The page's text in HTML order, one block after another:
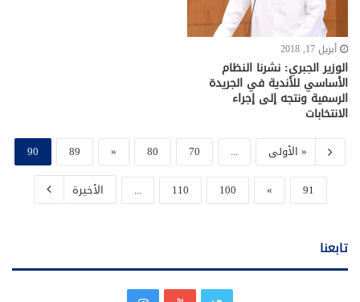
أبريل 17, 2018
الوزير الجبري: نشرنا النظام
الأساسي للأندية في الجريدة
الرسمية ونتجه إلى إجراء
الانتخابات
« الأولى ...
70
80
«
89
90
91
»
100
110
... الأخيرة
تابعنا